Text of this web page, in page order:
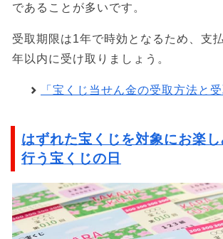
であることが多いです。
受取期限は1年で時効となるため、支
年以内に受け取りましょう。
「宝くじ当せん金の受取方法と
はずれた宝くじを対象にお楽
行う宝くじの日